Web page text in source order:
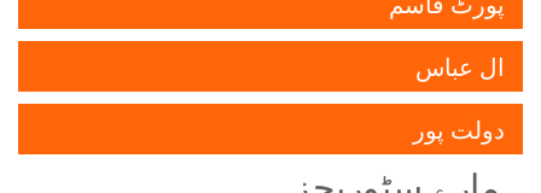
ال عباس
دولت پور